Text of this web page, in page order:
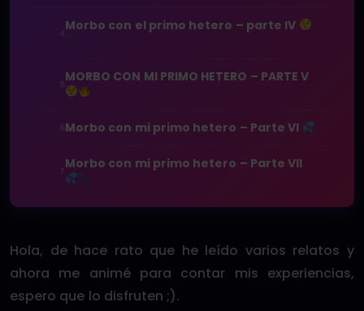
Morbo con el primo hetero – parte IV
MORBO CON MI PRIMO HETERO – PARTE V
Morbo con mi primo hetero – Parte VI
Morbo con mi primo hetero – Parte VII
Hola, de hace rato que he leído varios relatos y
ahora me animé para contar mis experiencias,
espero que lo disfruten ;).